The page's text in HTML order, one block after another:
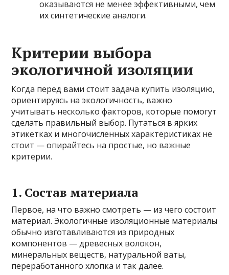
оказываются не менее эффективными, чем
их синтетические аналоги.
Критерии выбора
экологичной изоляции
Когда перед вами стоит задача купить изоляцию,
ориентируясь на экологичность, важно
учитывать несколько факторов, которые помогут
сделать правильный выбор. Путаться в ярких
этикетках и многочисленных характеристиках не
стоит — опирайтесь на простые, но важные
критерии.
1. Состав материала
Первое, на что важно смотреть — из чего состоит
материал. Экологичные изоляционные материалы
обычно изготавливаются из природных
компонентов — древесных волокон,
минеральных веществ, натуральной ваты,
переработанного хлопка и так далее.